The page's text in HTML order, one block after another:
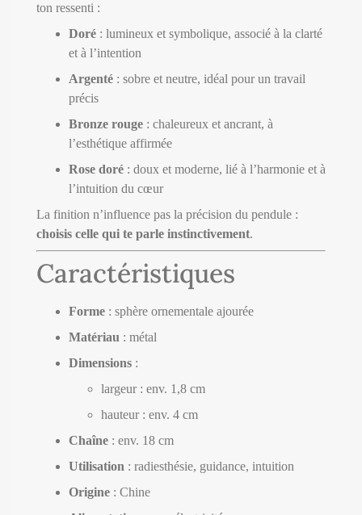
ton ressenti :
Doré : lumineux et symbolique, associé à la clarté
et à l’intention
Argenté : sobre et neutre, idéal pour un travail
précis
Bronze rouge : chaleureux et ancrant, à
l’esthétique affirmée
Rose doré : doux et moderne, lié à l’harmonie et à
l’intuition du cœur
La finition n’influence pas la précision du pendule :
choisis celle qui te parle instinctivement.
Caractéristiques
Forme : sphère ornementale ajourée
Matériau : métal
Dimensions :
largeur : env. 1,8 cm
hauteur : env. 4 cm
Chaîne : env. 18 cm
Utilisation : radiesthésie, guidance, intuition
Origine : Chine